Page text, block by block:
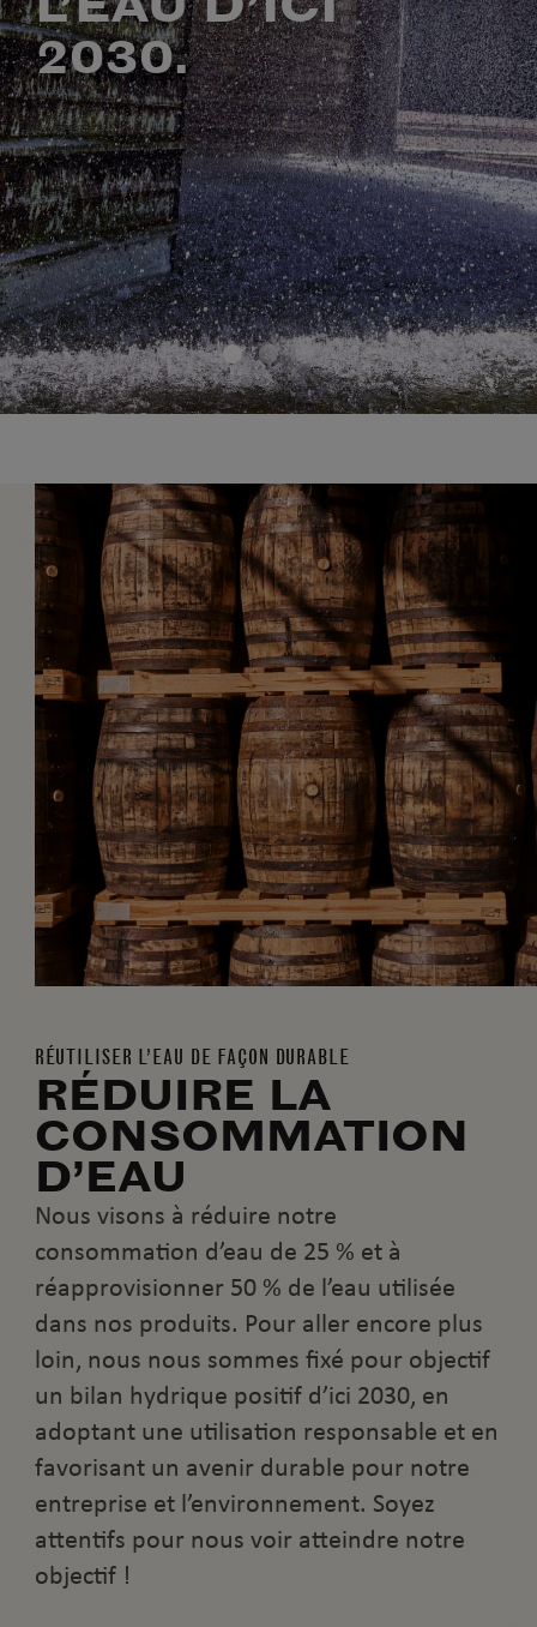
2030.
RÉUTILISER L’EAU DE FAÇON DURABLE
RÉDUIRE LA
CONSOMMATION
D’EAU
Nous visons à réduire notre
consommation d’eau de 25 % et à
réapprovisionner 50 % de l’eau utilisée
dans nos produits. Pour aller encore plus
loin, nous nous sommes fixé pour objectif
un bilan hydrique positif d’ici 2030, en
adoptant une utilisation responsable et en
favorisant un avenir durable pour notre
entreprise et l’environnement. Soyez
attentifs pour nous voir atteindre notre
objectif !